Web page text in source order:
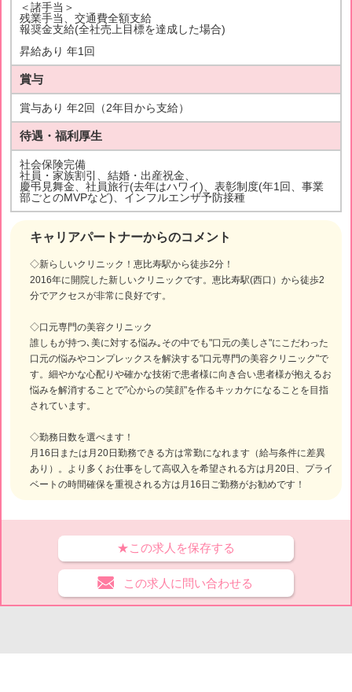
キャリアパートナーからのコメント
◇新らしいクリニック！恵比寿駅から徒歩2分！
2016年に開院した新しいクリニックです。恵比寿駅(西口）から徒歩2
分でアクセスが非常に良好です。
◇口元専門の美容クリニック
誰しもが持つ､美に対する悩み｡その中でも"口元の美しさ"にこだわった
口元の悩みやコンプレックスを解決する"口元専門の美容クリニック"で
す。細やかな心配りや確かな技術で患者様に向き合い患者様が抱えるお
悩みを解消することで"心からの笑顔"を作るキッカケになることを目指
されています。
◇勤務日数を選べます！
月16日または月20日勤務できる方は常勤になれます（給与条件に差異
あり）。より多くお仕事をして高収入を希望される方は月20日、プライ
ベートの時間確保を重視される方は月16日ご勤務がお勧めです！
＜諸手当＞
残業手当、交通費全額支給
報奨金支給(全社売上目標を達成した場合)
昇給あり 年1回
賞与
賞与あり 年2回（2年目から支給）
待遇・福利厚生
社会保険完備
社員・家族割引、結婚・出産祝金、
慶弔見舞金、社員旅行(去年はハワイ)、表彰制度(年1回、事業
部ごとのMVPなど)、インフルエンザ予防接種
★この求人を保存する
この求人に問い合わせる